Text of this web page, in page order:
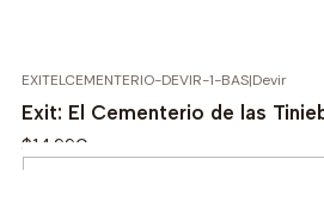
EXITELCEMENTERIO-DEVIR-1-BAS|Devir
Exit: El Cementerio de las
$14.990